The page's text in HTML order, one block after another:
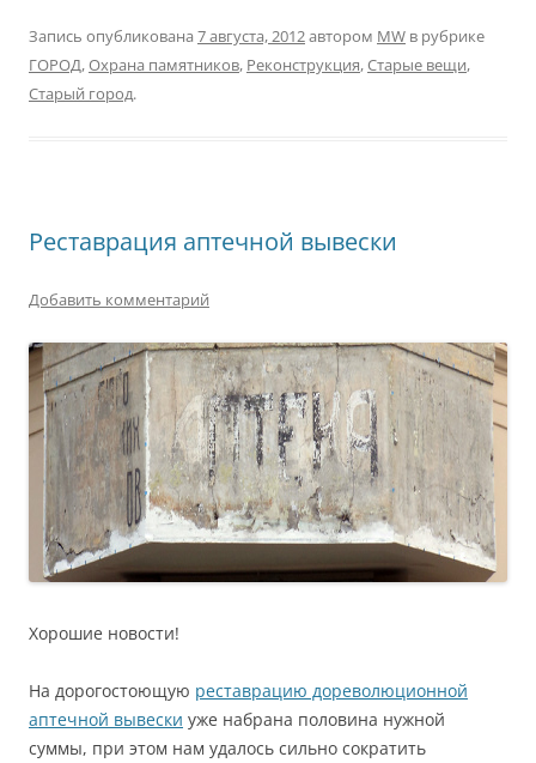
Запись опубликована 7 августа, 2012автором MW в рубрике
ГОРОД,Охрана памятников, Реконструкция,Старые вещи,
Старый город.
Реставрация аптечной вывески
Добавить комментарий
Хорошие новости!
На дорогостоющую реставрацию дореволюционной
аптечной вывески уже набрана половина нужной
суммы, при этом нам удалось сильно сократить